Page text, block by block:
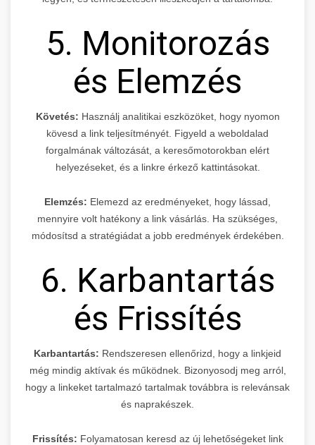
5. Monitorozás
és Elemzés
Követés: Használj analitikai eszközöket, hogy nyomon
kövesd a link teljesítményét. Figyeld a weboldalad
forgalmának változását, a keresőmotorokban elért
helyezéseket, és a linkre érkező kattintásokat.
Elemzés: Elemezd az eredményeket, hogy lássad,
mennyire volt hatékony a link vásárlás. Ha szükséges,
módosítsd a stratégiádat a jobb eredmények érdekében.
6. Karbantartás
és Frissítés
Karbantartás: Rendszeresen ellenőrizd, hogy a linkjeid
még mindig aktívak és működnek. Bizonyosodj meg arról,
hogy a linkeket tartalmazó tartalmak továbbra is relevánsak
és naprakészek.
Frissítés: Folyamatosan keresd az új lehetőségeket link